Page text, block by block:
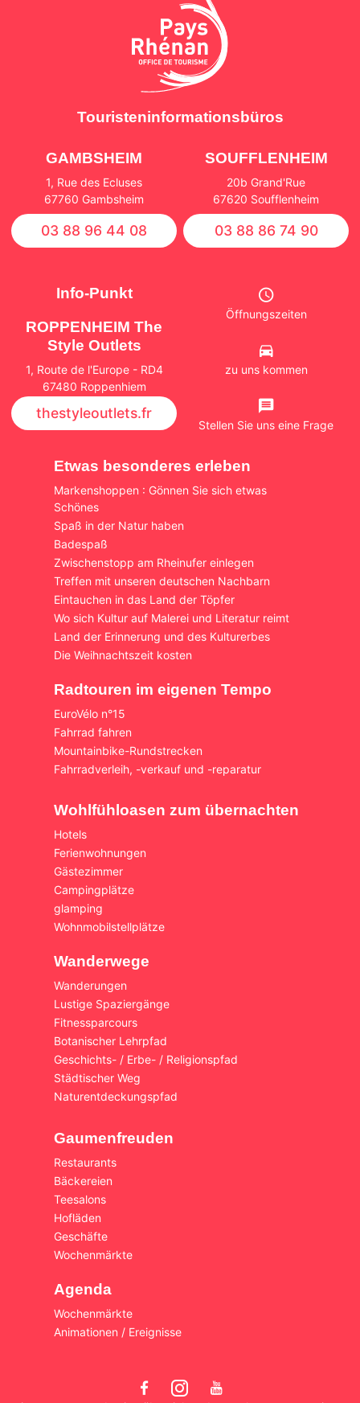
Touristeninformationsbüros
GAMBSHEIM
1, Rue des Ecluses
67760 Gambsheim
03 88 96 44 08
SOUFFLENHEIM
20b Grand'Rue
67620 Soufflenheim
03 88 86 74 90
Info-Punkt
ROPPENHEIM The
Style Outlets
1, Route de l'Europe - RD4
67480 Roppenhiem
thestyleoutlets.fr
Öffnungszeiten
zu uns kommen
Stellen Sie uns eine Frage
Etwas besonderes erleben
Markenshoppen : Gönnen Sie sich etwas
Schönes
Spaß in der Natur haben
Badespaß
Zwischenstopp am Rheinufer einlegen
Treffen mit unseren deutschen Nachbarn
Eintauchen in das Land der Töpfer
Wo sich Kultur auf Malerei und Literatur reimt
Land der Erinnerung und des Kulturerbes
Die Weihnachtszeit kosten
Radtouren im eigenen Tempo
EuroVélo n°15
Fahrrad fahren
Mountainbike-Rundstrecken
Fahrradverleih, -verkauf und -reparatur
Wohlfühloasen zum übernachten
Hotels
Ferienwohnungen
Gästezimmer
Campingplätze
glamping
Wohnmobilstellplätze
Wanderwege
Wanderungen
Lustige Spaziergänge
Fitnessparcours
Botanischer Lehrpfad
Geschichts- / Erbe- / Religionspfad
Städtischer Weg
Naturentdeckungspfad
Gaumenfreuden
Restaurants
Bäckereien
Teesalons
Hofläden
Geschäfte
Wochenmärkte
Agenda
Wochenmärkte
Animationen / Ereignisse